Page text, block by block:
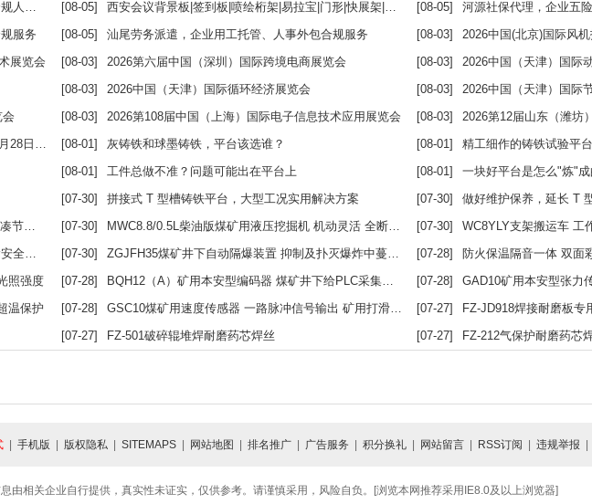
服务 [08-05] 西安会议背景板|签到板|喷绘桁架|易拉宝|门形|快展架|拉网展架|丽屏展架|5m道旗租赁|舞台地毯 [08-05]
河源社保代理，企业五
服务 [08-05] 汕尾劳务派遣，企业用工托管、人事外包合规服务 [08-03]
2026中国(北京)国际风
展览会 [08-03] 2026第六届中国（深圳）国际跨境电商展览会 [08-03]
2026中国（天津）国际
[08-03] 2026中国（天津）国际循环经济展览会 [08-03]
2026中国（天津）国际
[08-03] 2026第108届中国（上海）国际电子信息技术应用展览会 [08-03]
2026第12届山东（潍坊
启幕 [08-01] 灰铸铁和球墨铸铁，平台该选谁？ [08-01]
精工细作的铸铁试验平
[08-01] 工件总做不准？问题可能出在平台上 [08-01]
一块好平台是怎么"炼"成
[07-30] 拼接式 T 型槽铸铁平台，大型工况实用解决方案 [07-30]
做好维护保养，延长 T
便捷 [07-30] MWC8.8/0.5L柴油版煤矿用液压挖掘机 机动灵活 全断面挖掘无死角 [07-30]
WC8YLY支架搬运车 工
可靠 [07-30] ZGJFH35煤矿井下自动隔爆装置 抑制及扑灭爆炸中蔓延的火焰 [07-28]
防火保温隔音一体 双面
照强度 [07-28] BQH12（A）矿用本安型编码器 煤矿井下给PLC采集信号 [07-28]
GAD10矿用本安型张力传感
温保护 [07-28] GSC10煤矿用速度传感器 一路脉冲信号输出 矿用打滑开关 [07-27]
FZ-JD918焊接耐磨板专
[07-27] FZ-501破碎辊堆焊耐磨药芯焊丝 [07-27] FZ-212气保护耐磨药芯
手机版 版权隐私 SITEMAPS 网站地图 排名推广 广告服务 积分换礼 网站留言 RSS订阅 违规举报
由相关企业自行提供，真实性未证实，仅供参考。请谨慎采用，风险自负。[浏览本网推荐采用IE8.0及以上浏览器]